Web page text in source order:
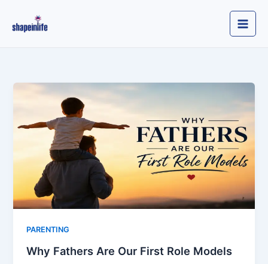
content
PARENTING
Why Fathers Are Our First Role Models